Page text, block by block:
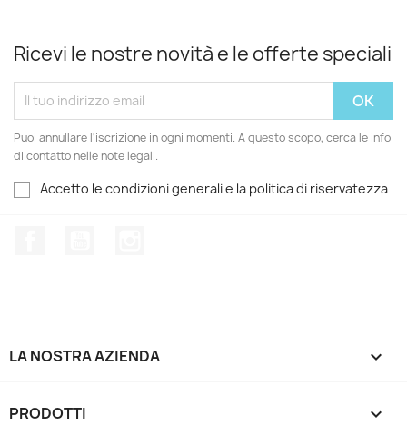
Ricevi le nostre novità e le offerte speciali
Puoi annullare l'iscrizione in ogni momenti. A questo scopo, cerca le info
di contatto nelle note legali.
Accetto le condizioni generali e la politica di riservatezza
LA NOSTRA AZIENDA 
PRODOTTI 